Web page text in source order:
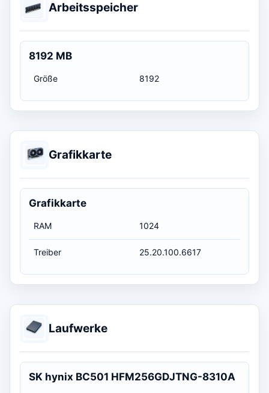
Arbeitsspeicher
8192 MB
Größe 8192
Grafikkarte
Grafikkarte
RAM 1024
Treiber 25.20.100.6617
Laufwerke
SK hynix BC501 HFM256GDJTNG-8310A